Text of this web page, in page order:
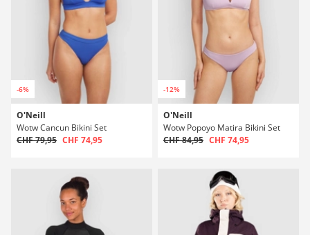
-6%
O'Neill
Wotw Cancun Bikini Set
CHF 79,95 CHF 74,95
-12%
O'Neill
Wotw Popoyo Matira Bikini Set
CHF 84,95 CHF 74,95